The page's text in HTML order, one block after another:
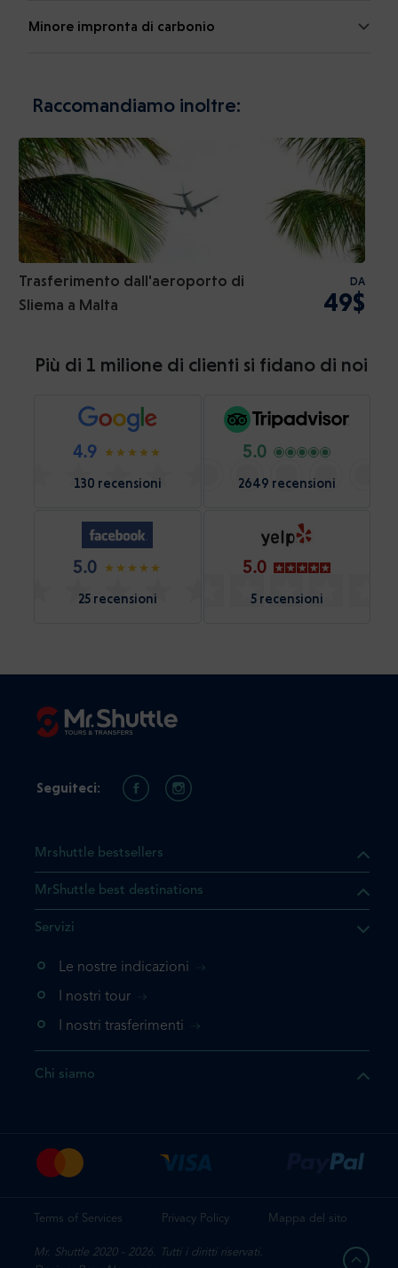
Minore impronta di carbonio
Raccomandiamo inoltre:
Trasferimento dall'aeroporto di
Sliema a Malta
DA
49$
Più di 1 milione di clienti si fidano di noi
4.9
130 recensioni
5.0
2649 recensioni
5.0
25 recensioni
5.0
5 recensioni
il prodotto che state
nuovamente, la
Mrshuttle bestsellers
MrShuttle best destinations
Servizi
Le nostre indicazioni
I nostri tour
I nostri trasferimenti
Chi siamo
Seguiteci:
Terms of Services Privacy Policy Mappa del sito
Mr. Shuttle 2020 - 2026. Tutti i diritti riservati.